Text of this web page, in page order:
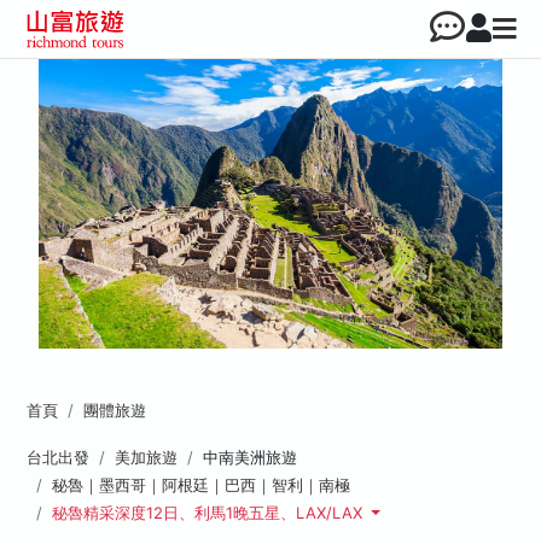
首頁 團體旅遊
台北出發 美加旅遊
中南美洲旅遊
秘魯｜墨西哥｜阿根廷｜巴西｜智利｜南極
秘魯精采深度12日、利馬1晚五星、LAX/LAX